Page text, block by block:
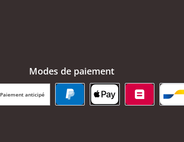
Modes de paiement
Paiement anticipé